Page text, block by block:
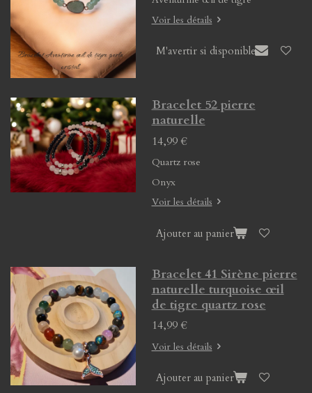
Voir les détails
M'avertir si disponible
Bracelet 52 pierre
naturelle
14,99 €
Quartz rose
Onyx
Voir les détails
Ajouter au panier
Bracelet 41 Sirène pierre
naturelle turquoise œil
de tigre quartz rose
14,99 €
Voir les détails
Ajouter au panier